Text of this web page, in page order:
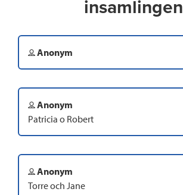
insamlingen
Anonym
Anonym
Patricia o Robert
Anonym
Torre och Jane